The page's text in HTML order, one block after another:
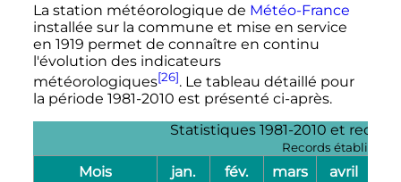
La station météorologique de Météo-France
installée sur la commune et mise en service
en 1919 permet de connaître en continu
l'évolution des indicateurs
météorologiques[26]. Le tableau détaillé pour
la période 1981-2010 est présenté ci-après.
Statistiques 1981-2010 et
Records établis sur
Mois jan. fév. mars avril